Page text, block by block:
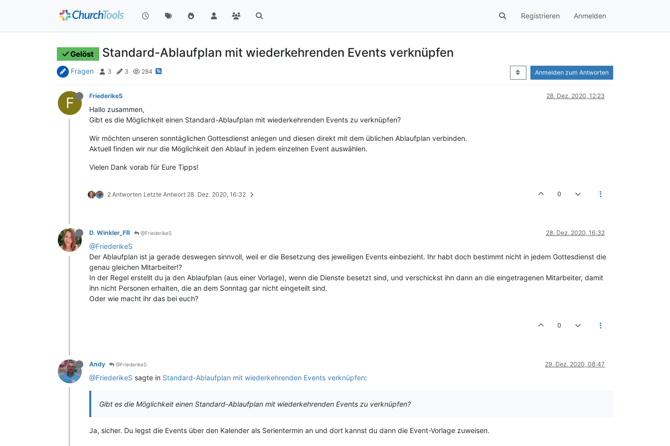
Registrieren Anmelden
Gelöst Standard-Ablaufplan mit wiederkehrenden Events verknüpfen
Fragen 3 3 284 Anmelden zum Antworten
F FriederikeS 28. Dez. 2020, 12:23
Hallo zusammen,
Gibt es die Möglichkeit einen Standard-Ablaufplan mit wiederkehrenden Events zu verknüpfen?
Wir möchten unseren sonntäglichen Gottesdienst anlegen und diesen direkt mit dem üblichen Ablaufplan verbinden.
Aktuell finden wir nur die Möglichkeit den Ablauf in jedem einzelnen Event auswählen.
Vielen Dank vorab für Eure Tipps!
2 Antworten Letzte Antwort 28. Dez. 2020, 16:32 0
D. Winkler_FR @FriederikeS 28. Dez. 2020, 16:32
@FriederikeS
Der Ablaufplan ist ja gerade deswegen sinnvoll, weil er die Besetzung des jeweiligen Events einbezieht. Ihr habt doch bestimmt nicht in jedem Gottesdienst die
genau gleichen Mitarbeiter!?
In der Regel erstellt du ja den Ablaufplan (aus einer Vorlage), wenn die Dienste besetzt sind, und verschickst ihn dann an die eingetragenen Mitarbeiter, damit
ihn nicht Personen erhalten, die an dem Sonntag gar nicht eingeteilt sind.
Oder wie macht ihr das bei euch?
0
Andy @FriederikeS 29. Dez. 2020, 08:47
@FriederikeS sagte in Standard-Ablaufplan mit wiederkehrenden Events verknüpfen:
Gibt es die Möglichkeit einen Standard-Ablaufplan mit wiederkehrenden Events zu verknüpfen?
Ja, sicher. Du legst die Events über den Kalender als Serientermin an und dort kannst du dann die Event-Vorlage zuweisen.